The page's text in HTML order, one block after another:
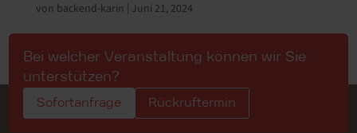
von backend-karin Juni 21, 2024
Bei welcher Veranstaltung können wir Sie
unterstützen?
Sofortanfrage Rückruftermin